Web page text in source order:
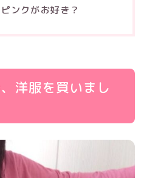
ンクがお好き？
洋服を買いまし